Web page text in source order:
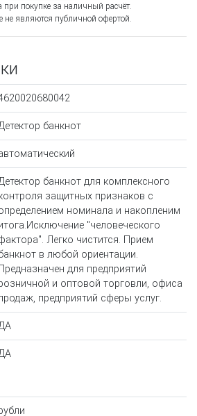
при покупке за наличный расчёт.
не являются публичной офертой.
банкнот
банкнот для комплексного
защитных признаков с
номинала и накопленим
"человеческого
Легко чистится. Прием
в любой ориентации.
Предназначен для предприятий
и оптовой торговли, офиса
предприятий сферы услуг.